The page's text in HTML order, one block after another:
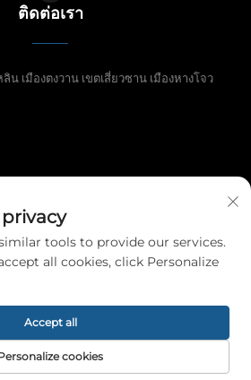
ติดต่อเรา
น เมืองตงวาน เขตเสี่ยวซาน เมืองหางโจว
เหม่ยปี้วัสดุตกแต่ง จำกัด สงวนสิทธิ์ทุกประการ
ยบายความเป็นส่วนตัว
tools to provide our services.
all cookies, click Personalize
cookies
Accept all